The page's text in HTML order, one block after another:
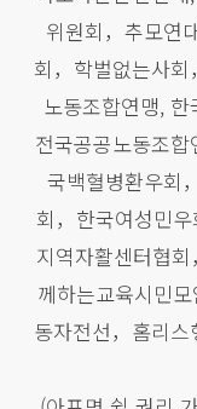
위원회，추모연
회，학벌없는사
노동조합연맹,
전국공공노동조
국백혈병환우회
회，한국여성민
지역자활센터협
께하는교육시민
동자전선，홈리